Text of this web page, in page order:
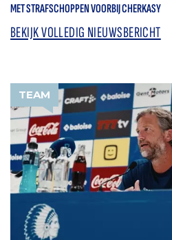
MET STRAFSCHOPPEN VOORBIJ CHERKASY
BEKIJK VOLLEDIG NIEUWSBERICHT
TEAM